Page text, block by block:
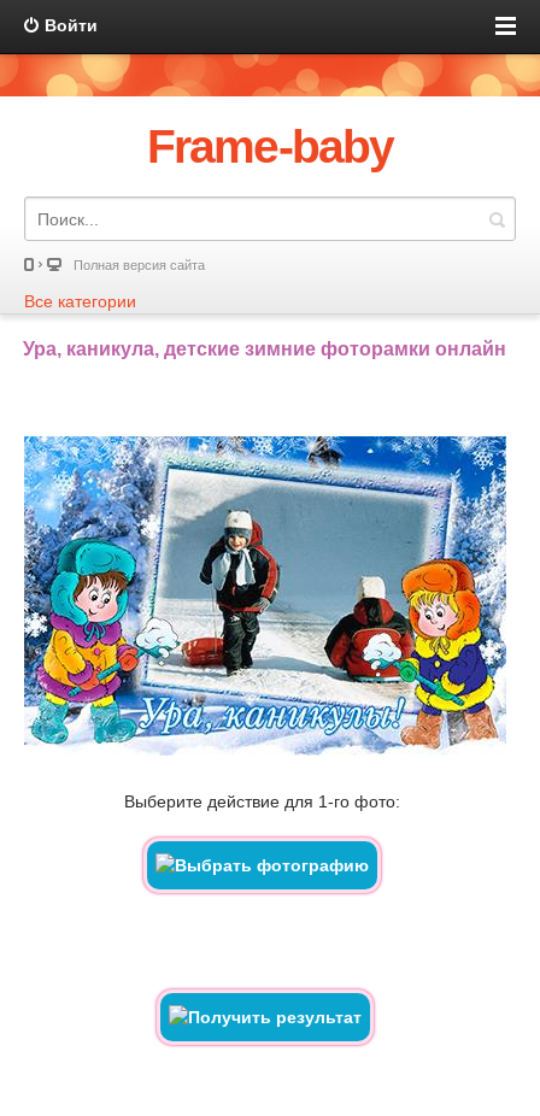
Войти
Frame-baby
Полная версия сайта
Все категории
Ура, каникула, детские зимние фоторамки онлайн
Выберите действие для 1-го фото: